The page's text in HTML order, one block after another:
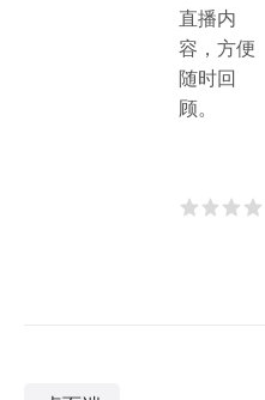
直播内
容，方便
随时回
顾。